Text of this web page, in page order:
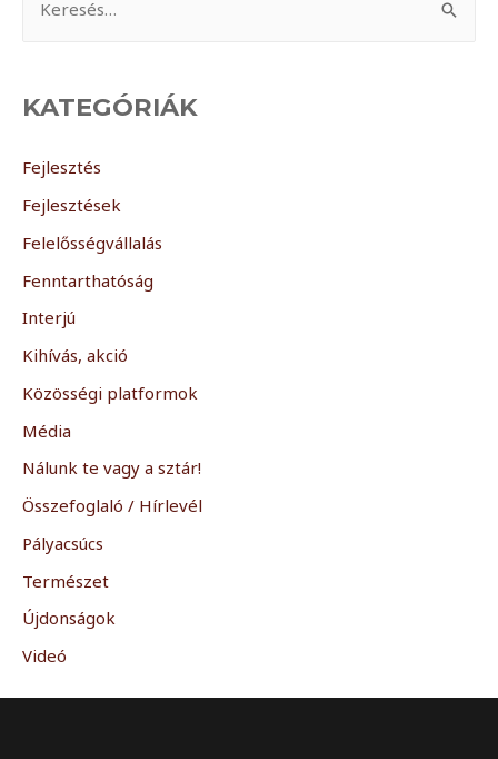
KATEGÓRIÁK
Fejlesztés
Fejlesztések
Felelősségvállalás
Fenntarthatóság
Interjú
Kihívás, akció
Közösségi platformok
Média
Nálunk te vagy a sztár!
Összefoglaló / Hírlevél
Pályacsúcs
Természet
Újdonságok
Videó